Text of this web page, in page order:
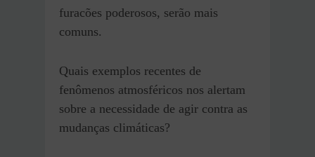
furacões poderosos, serão mais
comuns.
Quais exemplos recentes de
fenômenos atmosféricos nos alertam
sobre a necessidade de agir contra as
mudanças climáticas?